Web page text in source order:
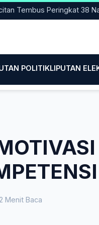
Peringkat 38
POLITIKLIPUTAN
2 Menit Baca